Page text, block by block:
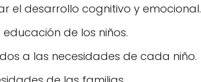
el desarrollo cognitivo y emocional.
de los niños.
a las necesidades de cada niño.